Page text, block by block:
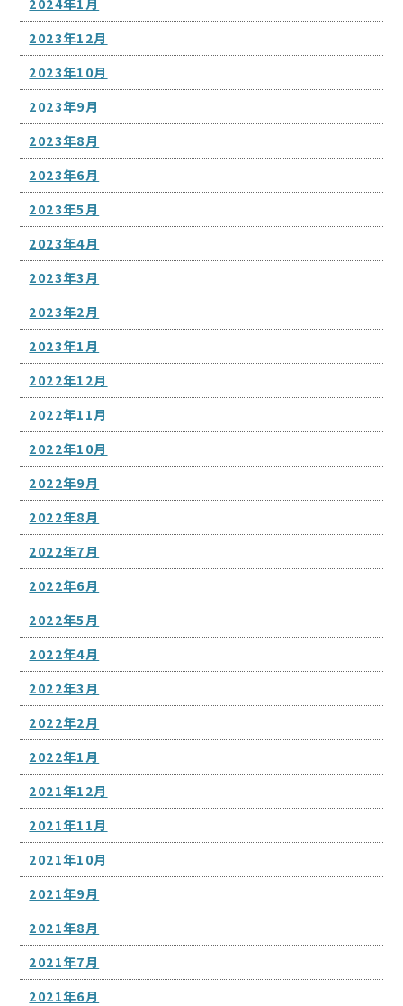
2023年12月
2023年10月
2023年9月
2023年8月
2023年6月
2023年5月
2023年4月
2023年3月
2023年2月
2023年1月
2022年12月
2022年11月
2022年10月
2022年9月
2022年8月
2022年7月
2022年6月
2022年5月
2022年4月
2022年3月
2022年2月
2022年1月
2021年12月
2021年11月
2021年10月
2021年9月
2021年8月
2021年7月
2021年6月